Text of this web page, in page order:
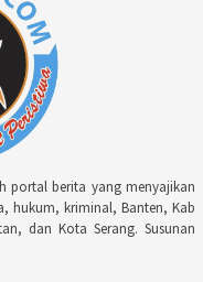
portal berita yang menyajikan
hukum, kriminal, Banten, Kab
dan Kota Serang. Susunan